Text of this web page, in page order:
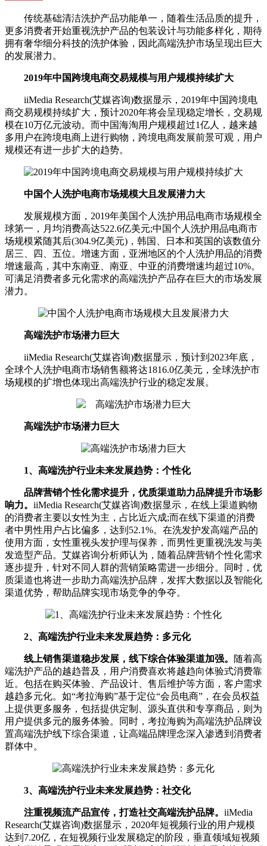
传统基础清洁洗护产品功能单一，随着生活品质的提升，
更多消费者开始重视洗护产品的包装设计与功能多样化，期待
拥有奢华细分科技的洗护体验，因此高端洗护市场呈现出巨大
的发展潜力。
2019年中国跨境电商交易规模与用户规模持续扩大
iiMedia Research(艾媒咨询)数据显示，2019年中国跨境电
商交易规模持续扩大，预计2020年将会呈现稳定增长，交易规
模在10万亿元波动。而中国海淘用户规模超过1亿人，越来越
多用户在跨境电商上进行购物，跨境电商发展前景可观，用户
规模还有进一步扩大的趋势。
中国个人洗护电商市场规模大且发展潜力大
发展规模方面，2019年美国个人洗护用品电商市场规模全
球第一，月均消费高达522.6亿美元;中国个人洗护用品电商市
场规模紧随其后(304.9亿美元)，韩国、日本和英国的该数值分
居三、四、五位。增速方面，亚洲地区的个人洗护用品的消费
增速最高，其中东南亚、南亚、中亚的消费增速均超过10%。
可满足消费者多元化需求的高端洗护产品存在巨大的市场发展
潜力。
高端洗护市场潜力巨大
iiMedia Research(艾媒咨询)数据显示，预计到2023年底，
全球个人洗护电商市场销售额将达1816.0亿美元，全球洗护市
场规模的扩增也体现出高端洗护行业的稳定发展。
高端洗护市场潜力巨大
1、高端洗护行业未来发展趋势：个性化
品牌营销个性化需求提升，优质渠道助力品牌提升市场影
响力。 iiMedia Research(艾媒咨询)数据显示，在线上渠道购物
的消费者主要以女性为主，占比近六成;而在线下渠道的消费
者中男性用户占比偏多，达到52.1%。在洗发护发高端产品的
使用方面，女性重视头发护理与保养，而男性更重视洗发与美
发造型产品。艾媒咨询分析师认为，随着品牌营销个性化需求
逐步提升，针对不同人群的营销策略需进一步细分。同时，优
质渠道也将进一步助力高端洗护品牌，发挥大数据以及智能化
渠道优势，帮助品牌实现市场竞争的争夺。
2、高端洗护行业未来发展趋势：多元化
线上销售渠道稳步发展，线下综合体验渠道加强。
随着高
端洗护产品的越趋普及，用户消费喜欢将越趋向体验式消费靠
近。包括在购买体验、产品设计、售后维护等方面，客户需求
越趋多元化。如“考拉海购”基于定位“会员电商”，在会员权益
上提供更多服务，包括提供定制、源头直供和专享商品，则为
用户提供多元的服务体验。同时，考拉海购为高端洗护品牌设
置高端洗护线下综合渠道，让高端品牌理念深入渗透到消费者
群体中。
3、高端洗护行业未来发展趋势：社交化
注重视频流产品宣传，打造社交高端洗护品牌。 iiMedia
Research(艾媒咨询)数据显示，2020年短视频行业的用户规模
达到7.20亿，在短视频行业发展稳定的阶段，垂直领域短视频